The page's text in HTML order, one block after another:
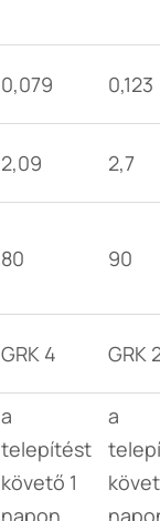
0,079 0,123
2,09 2,7
80 90
GRK 4 GRK
a
telepítést
követő 1
napon
a